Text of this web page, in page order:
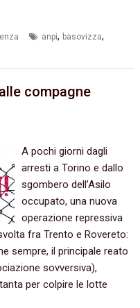
anpi, basovizza,
compagne
A pochi giorni dagli
arresti a Torino e dallo
sgombero dell’Asilo
occupato, una nuova
operazione repressiva
fra Trento e Rovereto:
sempre, il principale reato
sovversiva),
per colpire le lotte